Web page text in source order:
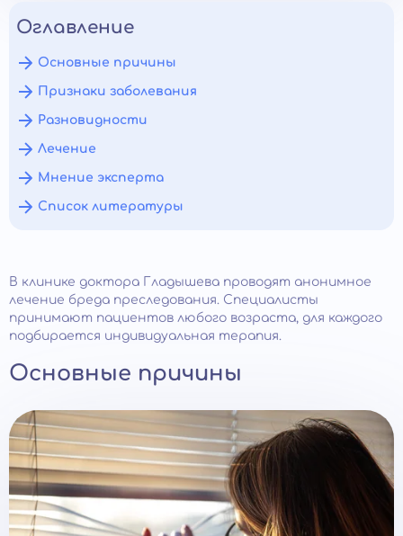
Оглавление
Основные причины
Признаки заболевания
Разновидности
Лечение
Мнение эксперта
Список литературы
В клинике доктора Гладышева проводят анонимное
лечение бреда преследования. Специалисты
принимают пациентов любого возраста, для каждого
подбирается индивидуальная терапия.
Основные причины